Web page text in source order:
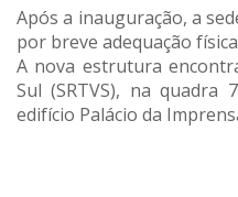
Após a inauguração, a
por breve adequação
A nova estrutura
Sul (SRTVS), na quadra
edifício Palácio da